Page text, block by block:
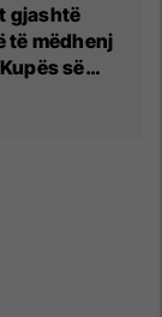
gjashtë
të mëdhenj
së
i dyti